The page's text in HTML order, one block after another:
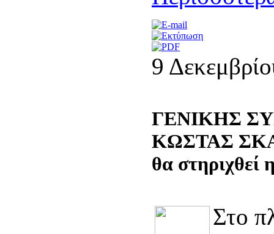
9
ΓΕΝΙΚΗΣ
ΚΩΣΤΑΣ
θα στηριχθεί
Στο